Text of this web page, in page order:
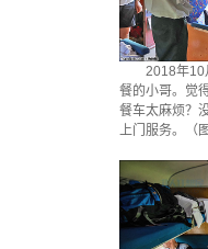
2018年10
餐的小哥。觉
餐车太麻烦？
上门服务。（